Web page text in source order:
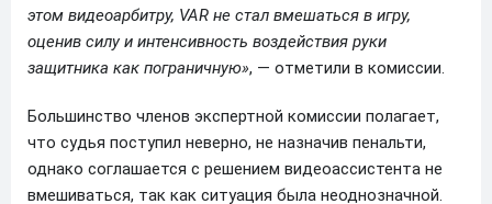
этом видеоарбитру, VAR не стал вмешаться в игру,
оценив силу и интенсивность воздействия руки
защитника как пограничную», — отметили в комиссии.
Большинство членов экспертной комиссии полагает,
что судья поступил неверно, не назначив пенальти,
однако соглашается с решением видеоассистента не
вмешиваться, так как ситуация была неоднозначной.